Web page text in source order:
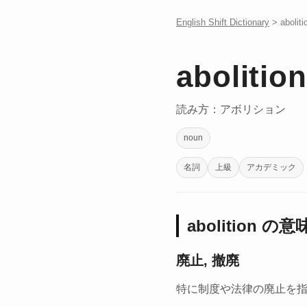
English Shift Dictionary >
abolition
読み方：アボリション
noun
名詞 上級 アカデミック
abolition の意
廃止, 撤廃
特に制度や法律の廃止を